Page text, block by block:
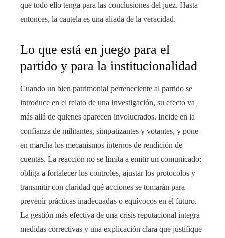
que todo ello tenga para las conclusiones del juez. Hasta
entonces, la cautela es una aliada de la veracidad.
Lo que está en juego para el
partido y para la institucionalidad
Cuando un bien patrimonial perteneciente al partido se
introduce en el relato de una investigación, su efecto va
más allá de quienes aparecen involucrados. Incide en la
confianza de militantes, simpatizantes y votantes, y pone
en marcha los mecanismos internos de rendición de
cuentas. La reacción no se limita a emitir un comunicado:
obliga a fortalecer los controles, ajustar los protocolos y
transmitir con claridad qué acciones se tomarán para
prevenir prácticas inadecuadas o equívocos en el futuro.
La gestión más efectiva de una crisis reputacional integra
medidas correctivas y una explicación clara que justifique